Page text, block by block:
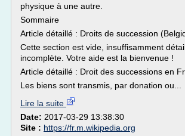
physique à une autre.
Sommaire
Article détaillé : Droits de succession
Cette section est vide, insuffisamment
incomplète. Votre aide est la bienvenue !
Article détaillé : Droit des successions en
Les biens sont transmis, par donation ou...
Lire la suite
Date: 2017-03-29 13:38:30
Site : https://fr.m.wikipedia.org